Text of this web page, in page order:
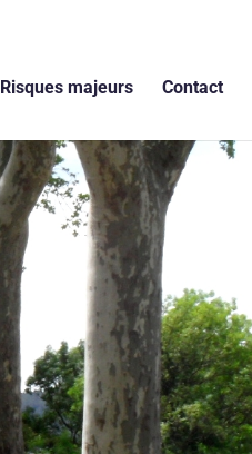
Risques majeurs Contact